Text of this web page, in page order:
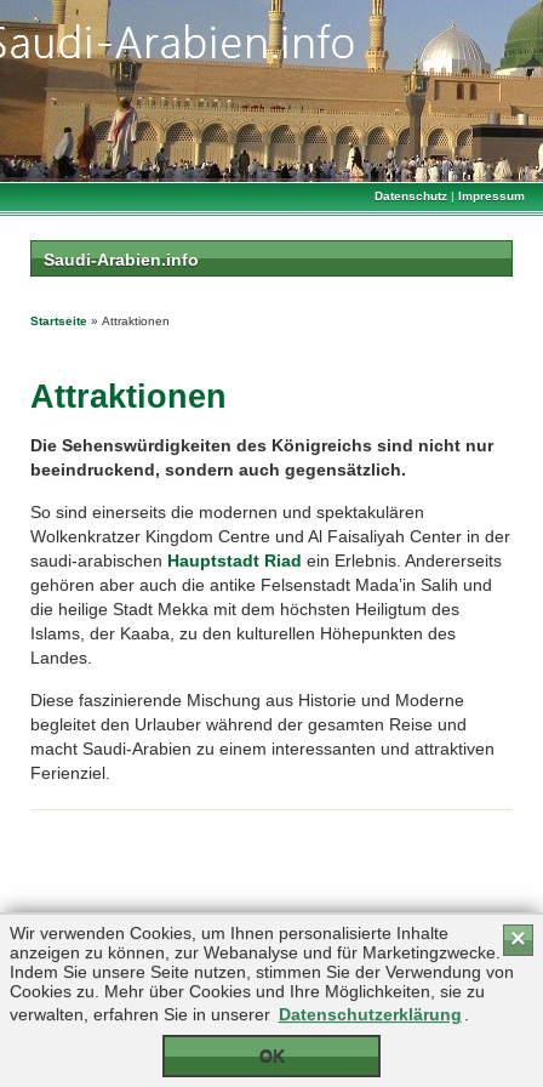
Datenschutz | Impressum
Saudi-Arabien.info
Startseite » Attraktionen
Attraktionen
Die Sehenswürdigkeiten des Königreichs sind nicht nur
beeindruckend, sondern auch gegensätzlich.
So sind einerseits die modernen und spektakulären
Wolkenkratzer Kingdom Centre und Al Faisaliyah Center in der
saudi-arabischen Hauptstadt Riad ein Erlebnis. Andererseits
gehören aber auch die antike Felsenstadt Mada’in Salih und
die heilige Stadt Mekka mit dem höchsten Heiligtum des
Islams, der Kaaba, zu den kulturellen Höhepunkten des
Landes.
Diese faszinierende Mischung aus Historie und Moderne
begleitet den Urlauber während der gesamten Reise und
macht Saudi-Arabien zu einem interessanten und attraktiven
Ferienziel.
Copyright © 2026 by Triplemind GmbH
×
Wir verwenden Cookies, um Ihnen personalisierte Inhalte
anzeigen zu können, zur Webanalyse und für Marketingzwecke.
Indem Sie unsere Seite nutzen, stimmen Sie der Verwendung von
Cookies zu. Mehr über Cookies und Ihre Möglichkeiten, sie zu
verwalten, erfahren Sie in unserer
Datenschutzerklärung
OK